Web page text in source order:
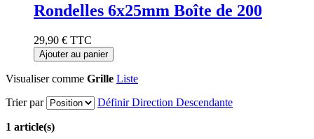
Rondelles 6x25mm Boîte de 200
29,90 € TTC
Ajouter au panier
Visualiser comme Grille Liste
Trier par
Définir Direction Descendante
1 article(s)